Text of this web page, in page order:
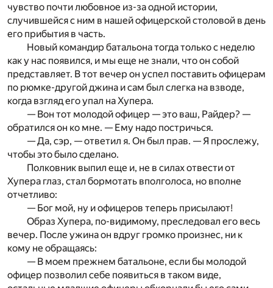
чувство почти любовное из-за одной истории,
случившейся с ним в нашей офицерской столовой в день
его прибытия в часть.
Новый командир батальона тогда только с неделю
как у нас появился, и мы еще не знали, что он собой
представляет. В тот вечер он успел поставить офицерам
по рюмке-другой джина и сам был слегка на взводе,
когда взгляд его упал на Хупера.
— Вон тот молодой офицер — это ваш, Райдер? —
обратился он ко мне. — Ему надо постричься.
— Да, сэр, — ответил я. Он был прав. — Я прослежу,
чтобы это было сделано.
Полковник выпил еще и, не в силах отвести от
Хупера глаз, стал бормотать вполголоса, но вполне
отчетливо:
— Бог мой, ну и офицеров теперь присылают!
Образ Хупера, по-видимому, преследовал его весь
вечер. После ужина он вдруг громко произнес, ни к
кому не обращаясь:
— В моем прежнем батальоне, если бы молодой
офицер позволил себе появиться в таком виде,